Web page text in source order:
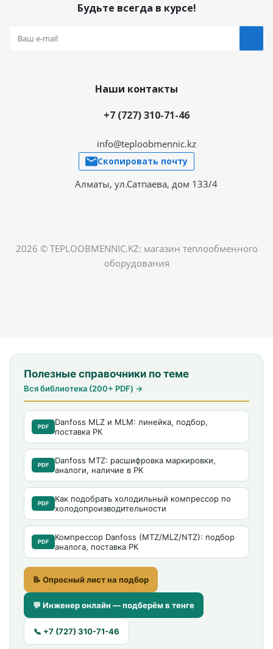
Будьте всегда в курсе!
Наши контакты
+7 (727) 310-71-46
info@teploobmennic.kz
Скопировать почту
Алматы, ул.Сатпаева, дом 133/4
2026 © TEPLOOBMENNIC.KZ: магазин теплообменного
оборудования
Полезные справочники по теме
Вся библиотека (200+ PDF) →
PDF
Danfoss MLZ и MLM: линейка, подбор,
поставка РК
PDF
Danfoss MTZ: расшифровка маркировки,
аналоги, наличие в РК
PDF
Как подобрать холодильный компрессор по
холодопроизводительности
PDF
Компрессор Danfoss (MTZ/MLZ/NTZ): подбор
аналога, поставка РК
📝 Опросный лист на подбор
💬 Инженер онлайн — подберём в тенге
📞 +7 (727) 310-71-46